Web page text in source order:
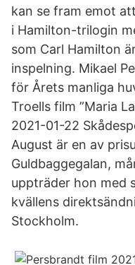
kan se fram emot
i Hamilton-trilogin
som Carl Hamilton
inspelning. Mikael
för Årets manliga
Troells film ”Maria
2021-01-22
August är en av
Guldbaggegalan,
uppträder hon med
kvällens
Stockholm.